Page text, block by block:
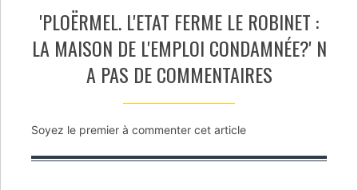
'PLOËRMEL. L'ETAT FERME LE ROBINET :
LA MAISON DE L'EMPLOI CONDAMNÉE?' N
A PAS DE COMMENTAIRES
Soyez le premier à commenter cet article